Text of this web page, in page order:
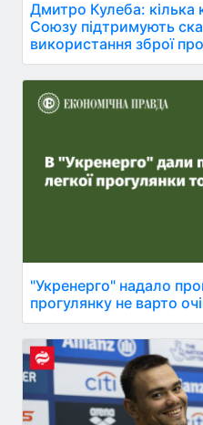
Дмитро Кулеба: кілька
Союзу підтримують
використання зброї
"Укренерго" надало
прогулянку не варто